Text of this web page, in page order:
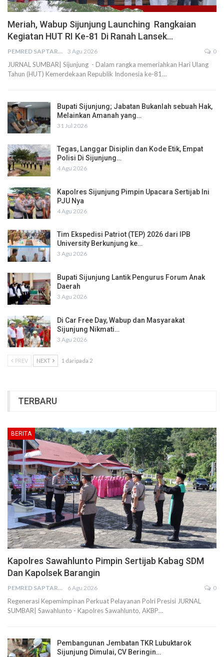
Meriah, Wabup Sijunjung Launching Rangkaian
Kegiatan HUT RI Ke-81 Di Ranah Lansek…
PEMRED SAPTARIUS 3 Agu 2026 0
JURNAL SUMBAR| Sijunjung - Dalam rangka memeriahkan Hari Ulang
Tahun (HUT) Kemerdekaan Republik Indonesia ke-81…
Bupati Sijunjung; Jabatan Bukanlah sebuah Hak,
Melainkan Amanah yang…
31 Jul 2026
Tegas, Langgar Disiplin dan Kode Etik, Empat
Polisi Di Sijunjung…
4 Agu 2026
Kapolres Sijunjung Pimpin Upacara Sertijab Ini
PJU Nya
4 Agu 2026
Tim Ekspedisi Patriot (TEP) 2026 dari IPB
University Berkunjung ke…
3 Agu 2026
Bupati Sijunjung Lantik Pengurus Forum Anak
Daerah
3 Agu 2026
Di Car Free Day, Wabup dan Masyarakat
Sijunjung Nikmati…
3 Agu 2026
PREV NEXT 1 daripada 2
TERBARU
BERITA
Kapolres Sawahlunto Pimpin Sertijab Kabag SDM
Dan Kapolsek Barangin
PEMRED SAPTARIUS 6 Agu 2026 0
Regenerasi Kepemimpinan Perkuat Pelayanan Polri Presisi JURNAL
SUMBAR| Sawahlunto - Kapolres Sawahlunto, AKBP…
Pembangunan Jembatan TKR Lubuktarok
Sijunjung Dimulai, CV Beringin…